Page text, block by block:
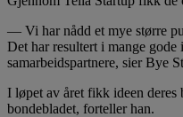
— Vi har nådd et mye større
Det har resultert i mange
samarbeidspartnere, sier Bye
I løpet av året fikk ideen deres
bondebladet, forteller han.